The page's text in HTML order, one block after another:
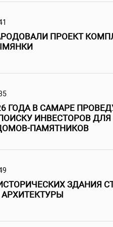
ПРОЕКТ
ГОДА В САМАРЕ
ИНВЕСТОРОВ ДЛЯ
ПАМЯТНИКОВ
ЗДАНИЯ